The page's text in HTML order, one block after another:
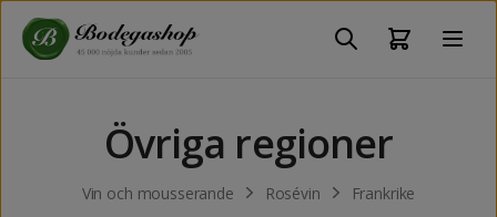
Övriga regioner
Vin och mousserande Rosévin Frankrike